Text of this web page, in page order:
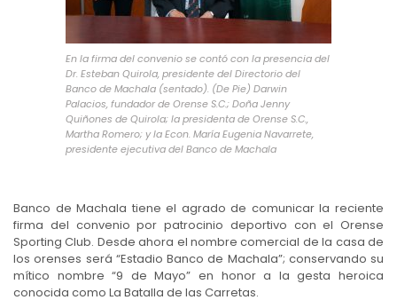
En la firma del convenio se contó con la presencia del
Dr. Esteban Quirola, presidente del Directorio del
Banco de Machala (sentado). (De Pie) Darwin
Palacios, fundador de Orense S.C.; Doña Jenny
Quiñones de Quirola; la presidenta de Orense S.C.,
Martha Romero; y la Econ. María Eugenia Navarrete,
presidente ejecutiva del Banco de Machala
Banco de Machala tiene el agrado de comunicar la reciente
firma del convenio por patrocinio deportivo con el Orense
Sporting Club. Desde ahora el nombre comercial de la casa de
los orenses será “Estadio Banco de Machala”; conservando su
mítico nombre “9 de Mayo” en honor a la gesta heroica
conocida como La Batalla de las Carretas.